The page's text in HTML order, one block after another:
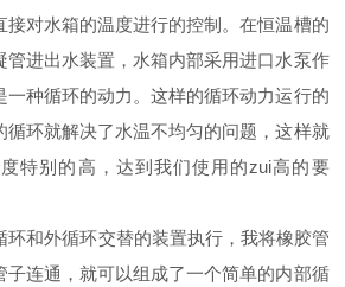
接对水箱的温度进行的控制。在恒温槽的
管进出水装置，水箱内部采用进口水泵作
一种循环的动力。这样的循环动力运行的
循环就解决了水温不均匀的问题，这样就
特别的高，达到我们使用的zui高的要
和外循环交替的装置执行，我将橡胶管
子连通，就可以组成了一个简单的内部循